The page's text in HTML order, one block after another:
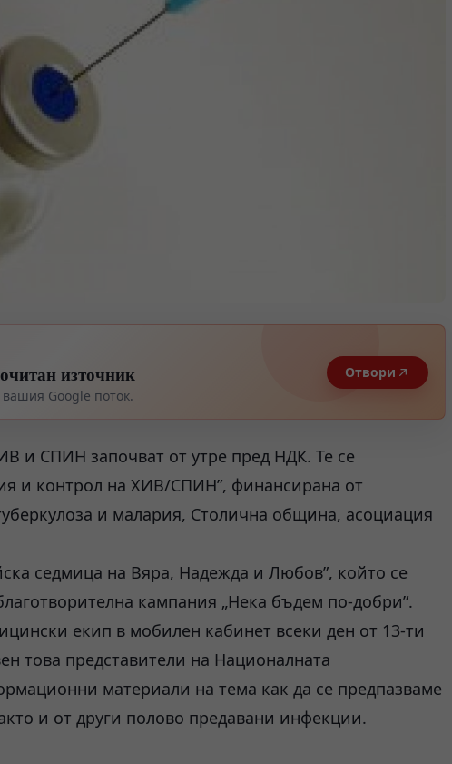
източник
Google поток.
Отвори
и СПИН започват от утре пред НДК. Те се
и контрол на ХИВ/СПИН”, финансирана от
и малария, Столична община, асоциация
седмица на Вяра, Надежда и Любов”, който се
кампания „Нека бъдем по-добри”.
екип в мобилен кабинет всеки ден от 13-ти
това представители на Националната
материали на тема как да се предпазваме
и от други полово предавани инфекции.